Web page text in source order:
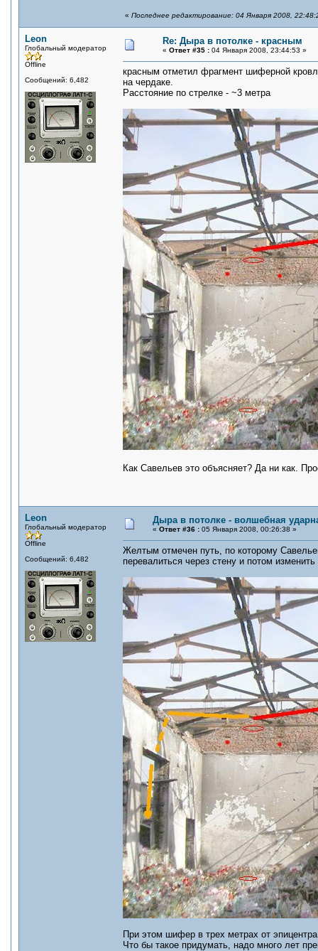
« Последнее редактирование: 04 Января 2008,
Leon
Глобальный модератор
Offline
Сообщений: 6,482
Re: Дыра в потолке - красным
« Ответ #35 : 04 Января 2008, 23:44:53 »
красным отметил фрагмент шиферной
на чердаке.
Расстояние по стрелке - ~3 метра
Как Савельев это объясняет? Да ни как.
Leon
Глобальный модератор
Offline
Сообщений: 6,482
Дыра в потолке - волшебная
« Ответ #36 : 05 Января 2008, 00:26:38 »
Желтым отмечен путь, по которому
перевалиться через стену и потом
При этом шифер в трех метрах от
Что бы такое придумать, надо много лет